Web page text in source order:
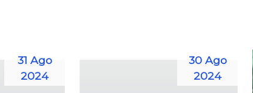
31 Ago
2024
30 Ago
2024